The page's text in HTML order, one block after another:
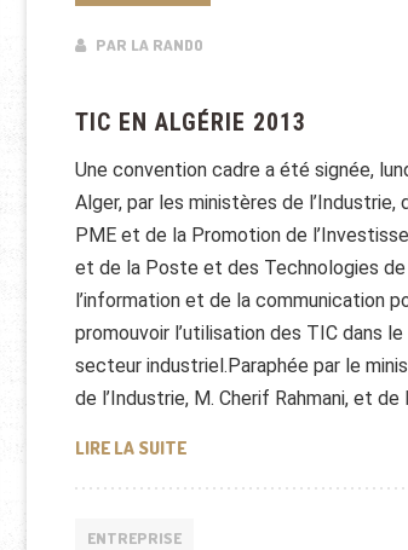
PAR LA RANDO
TIC EN ALGÉRIE 2013
Une convention cadre a été signée,
Alger, par les ministères de l’Industrie,
PME et de la Promotion de
et de la Poste et des Technologies de
l’information et de la communication
promouvoir l’utilisation des TIC dans le
secteur industriel.Paraphée par le
de l’Industrie, M. Cherif Rahmani, et de
LIRE LA SUITETIC EN ALGÉRIE 2013
ENTREPRISE